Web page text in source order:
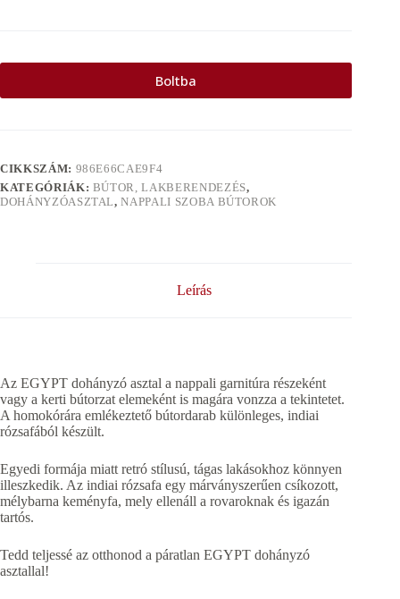
Boltba
CIKKSZÁM: 986E66CAE9F4
KATEGÓRIÁK: BÚTOR, LAKBERENDEZÉS,
DOHÁNYZÓASZTAL,NAPPALI SZOBA BÚTOROK
Leírás
Az EGYPT dohányzó asztal a nappali garnitúra részeként
vagy a kerti bútorzat elemeként is magára vonzza a tekintetet.
A homokórára emlékeztető bútordarab különleges, indiai
rózsafából készült.
Egyedi formája miatt retró stílusú, tágas lakásokhoz könnyen
illeszkedik. Az indiai rózsafa egy márványszerűen csíkozott,
mélybarna keményfa, mely ellenáll a rovaroknak és igazán
tartós.
Tedd teljessé az otthonod a páratlan EGYPT dohányzó
asztallal!